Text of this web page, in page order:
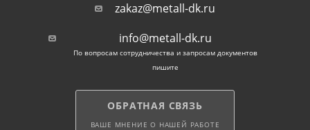
zakaz@metall-dk.ru
info@metall-dk.ru
По вопросам сотрудничества и запросам документов
пишите
ОБРАТНАЯ СВЯЗЬ
ВАШЕ МНЕНИЕ О НАШЕЙ РАБОТЕ